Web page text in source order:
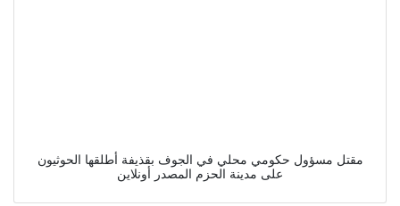
مقتل مسؤول حكومي محلي في الجوف بقذيفة أطلقها الحوثيون
على مدينة الحزم المصدر أونلاين